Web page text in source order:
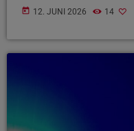
today 12. JUNI 2026 14